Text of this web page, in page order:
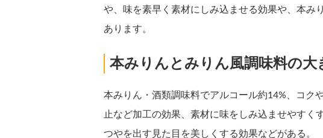
や、味を素早く素材にしみ込ませる効果や、本み
あります。
本みりんとみりん風調味料の大
本みりん・酒類調味料でアルコール約14%、コク
止など加工の効果、素材に味をしみ込ませやすく
つやを出す見た目を美しくする効果などがある。